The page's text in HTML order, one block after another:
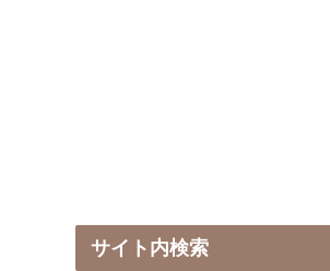
サイト内検索